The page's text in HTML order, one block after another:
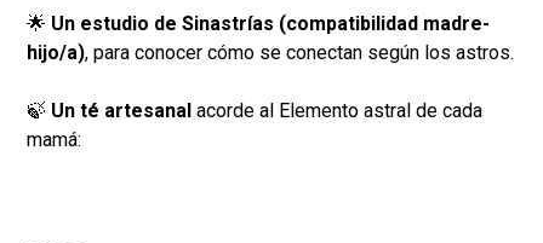
🌟 Un estudio de Sinastrías (compatibilidad madre-
hijo/a), para conocer cómo se conectan según los astros.
🍃 Un té artesanal acorde al Elemento astral de cada
mamá: